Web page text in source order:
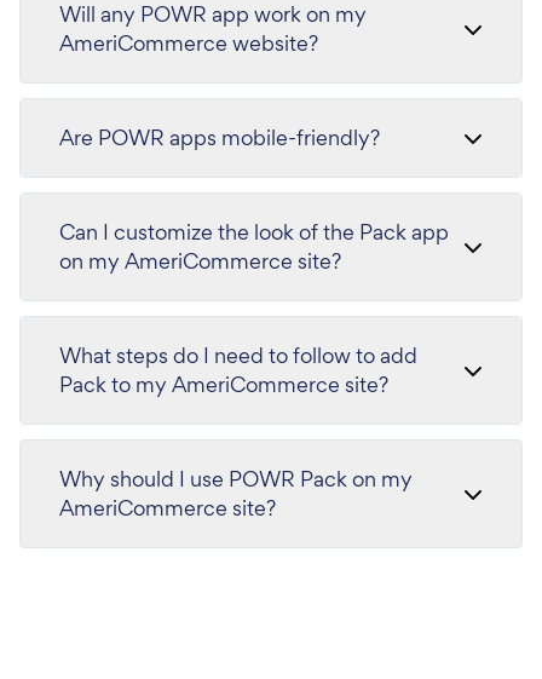
Will any POWR app work on my
AmeriCommerce website?
Are POWR apps mobile-friendly?
Can I customize the look of the Pack app
on my AmeriCommerce site?
What steps do I need to follow to add
Pack to my AmeriCommerce site?
Why should I use POWR Pack on my
AmeriCommerce site?